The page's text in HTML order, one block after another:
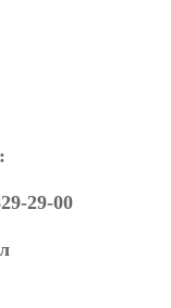
29-00